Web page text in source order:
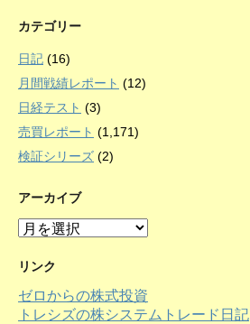
カテゴリー
日記 (16)
月間戦績レポート (12)
日経テスト (3)
売買レポート (1,171)
検証シリーズ (2)
アーカイブ
ア
カ
ブ
リンク
ゼロからの株式投資
トレシズの株システムトレード日記